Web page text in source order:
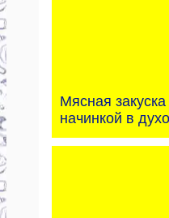
Мясная
начинкой в